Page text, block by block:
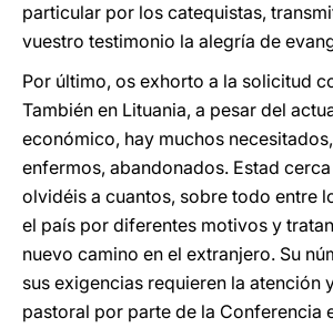
particular por los catequistas,
vuestro testimonio la alegría de
Por último, os exhorto a la solicitud
También en Lituania, a pesar del
económico, hay muchos
enfermos, abandonados. Estad
olvidéis a cuantos, sobre todo entre
el país por diferentes motivos y
nuevo camino en el extranjero. Su
sus exigencias requieren la atención
pastoral por parte de la Conferencia